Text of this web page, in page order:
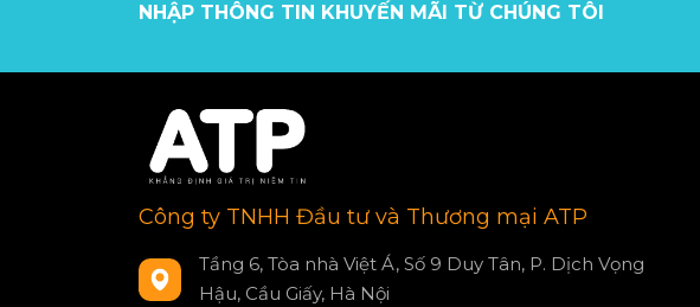
NHẬP THÔNG TIN KHUYẾN MÃI TỪ CHÚNG TÔI
Công ty TNHH Đầu tư và Thương mại ATP
Tầng 6, Tòa nhà Việt Á, Số 9 Duy Tân, P. Dịch Vọng
Hậu, Cầu Giấy, Hà Nội